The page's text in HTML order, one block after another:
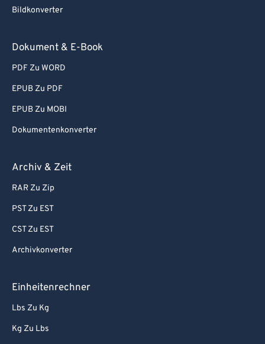
Bildkonverter
Dokument & E-Book
PDF Zu WORD
EPUB Zu PDF
EPUB Zu MOBI
Dokumentenkonverter
Archiv & Zeit
RAR Zu Zip
PST Zu EST
CST Zu EST
Archivkonverter
Einheitenrechner
Lbs Zu Kg
Kg Zu Lbs